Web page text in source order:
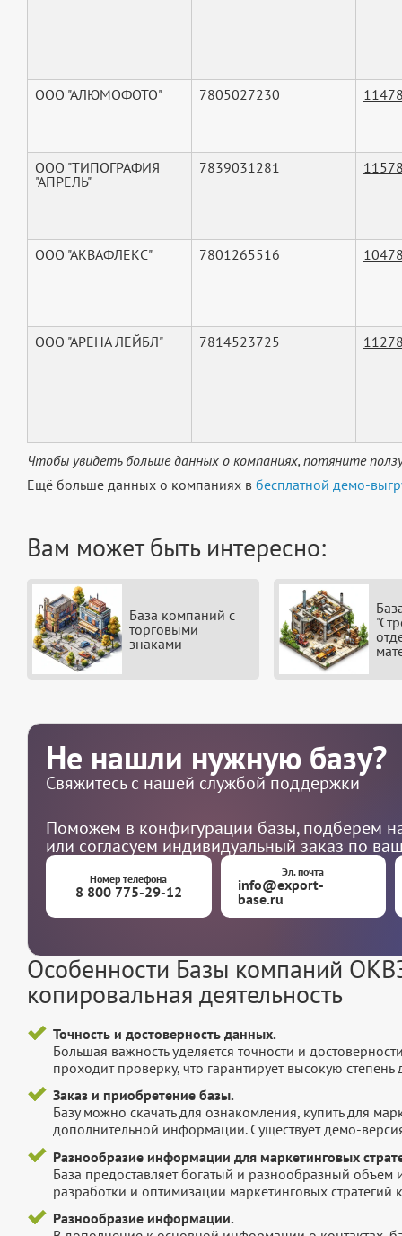
ООО "АЛЮМОФОТО" 7805027230
ООО "ТИПОГРАФИЯ
"АПРЕЛЬ"
7839031281
ООО "АКВАФЛЕКС" 7801265516
ООО "АРЕНА ЛЕЙБЛ" 7814523725
Чтобы увидеть больше данных о компаниях, потяните
Ещё больше данных о компаниях в бесплатной демо-
Вам может быть интересно:
База компаний с
торговыми
знаками
Не нашли нужную базу?
Свяжитесь с нашей службой поддержки
Поможем в конфигурации базы, подберем
или согласуем индивидуальный заказ по
Номер телефона
8 800 775-29-12
Эл. почта
info@export-
base.ru
Особенности Базы компаний
копировальная деятельность
Точность и достоверность данных.
Большая важность уделяется точности и
проходит проверку, что гарантирует высокую
Заказ и приобретение базы.
Базу можно скачать для ознакомления, купить для
дополнительной информации. Существует демо-
Разнообразие информации для маркетинговых
База предоставляет богатый и разнообразный
разработки и оптимизации маркетинговых стратегий
Разнообразие информации.